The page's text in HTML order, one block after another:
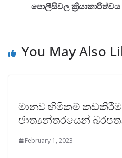
පොලීසිවල
You May Also
මානව හිමිකම්
ජාත්‍යන්තරයෙන්
February 1, 2023